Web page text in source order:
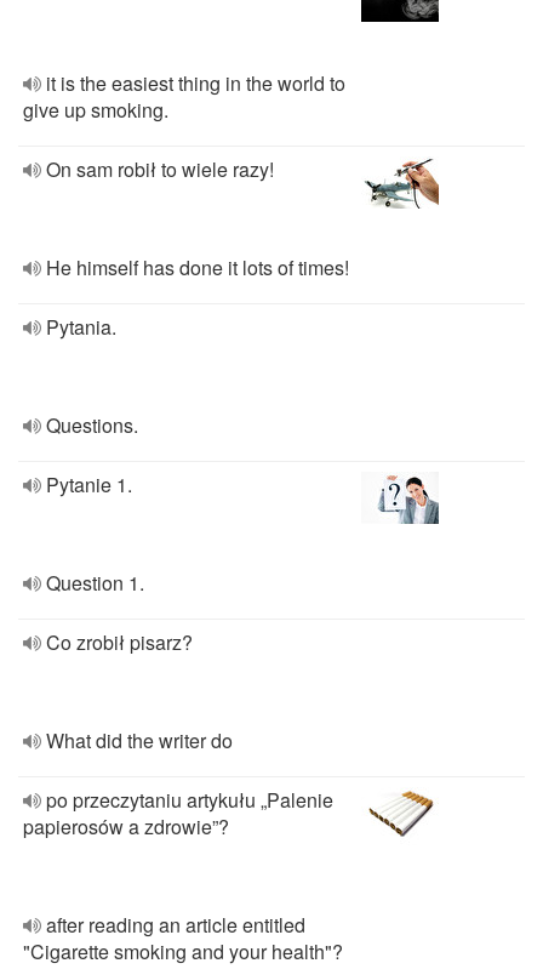
it is the easiest thing in the world to
give up smoking.
On sam robił to wiele razy!
He himself has done it lots of times!
Pytania.
Questions.
Pytanie 1.
Question 1.
Co zrobił pisarz?
What did the writer do
po przeczytaniu artykułu „Palenie
papierosów a zdrowie”?
after reading an article entitled
"Cigarette smoking and your health"?